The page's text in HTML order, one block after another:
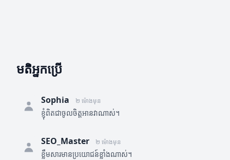
មតិអ្នកប្រើ
Sophia ២ ម៉ោងមុន
ខ្ញុំពិតជាចូលចិត្តអានវាណាស់។
SEO_Master ២ ម៉ោងមុន
ខ្លឹមសារមានប្រយោជន៍ខ្លាំងណាស់។